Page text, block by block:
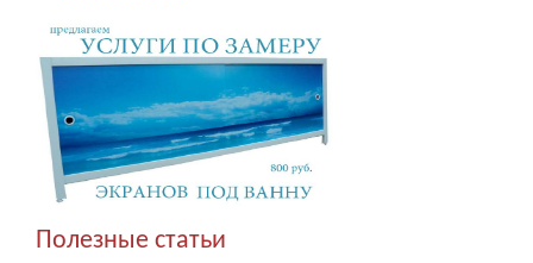
Полезные статьи